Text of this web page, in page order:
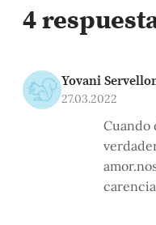
4
Yovani
27.03.2022
Cuando